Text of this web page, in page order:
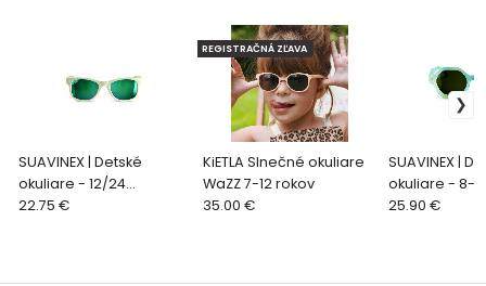
SUAVINEX | Detské
okuliare - 12/24
mesiacov polarizované
22.75 €
KiETLA Slnečné okuliare
WaZZ 7-12 rokov
REGISTRAČNÁ ZĽAVA
35.00 €
SUAVINEX |
okuliare - 8-
polarizované
25.90 €